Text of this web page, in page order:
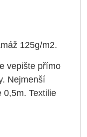
125g/m2.
vepište přímo
Nejmenší
0,5m. Textilie